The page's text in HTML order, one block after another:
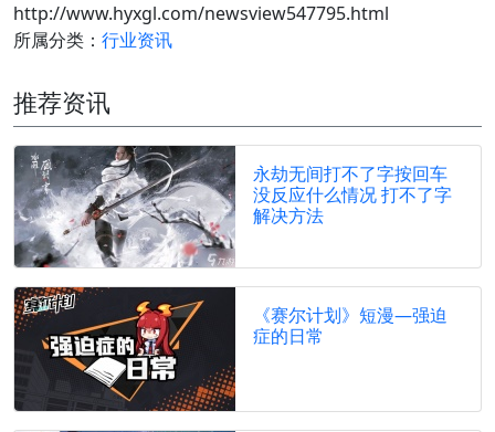
http://www.hyxgl.com/newsview547795.html
所属分类： 行业资讯
推荐资讯
永劫无间打不了字按回车
没反应什么情况 打不了字
解决方法
《赛尔计划》短漫—强迫
症的日常